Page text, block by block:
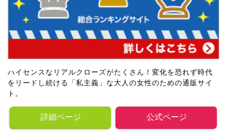
ハイセンスなリアルクローズがたくさん！変化を恐れず時代
をリードし続ける「私主義」な大人の女性のための通販サイ
ト。
詳細ページ 公式ページ